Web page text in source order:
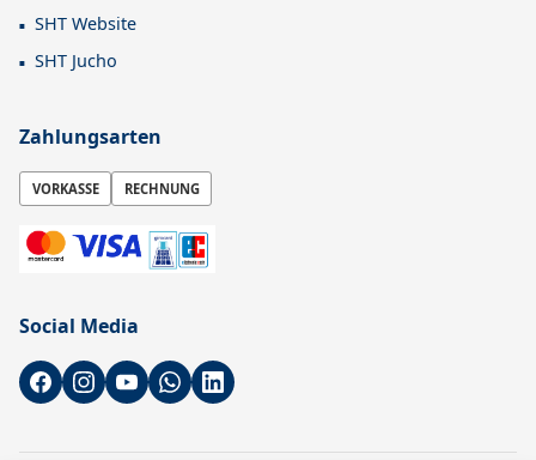
SHT Website
SHT Jucho
Zahlungsarten
VORKASSE RECHNUNG
Social Media